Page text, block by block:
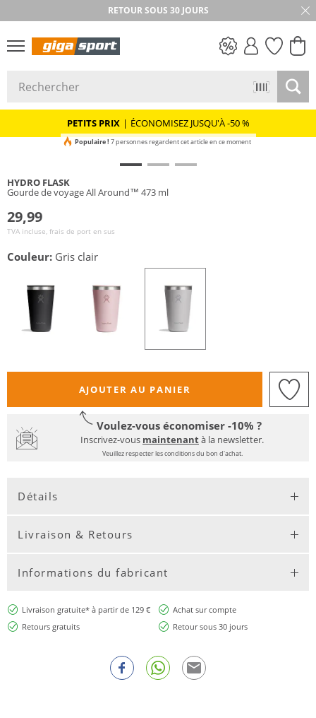
RETOUR SOUS 30 JOURS
PETITS PRIX | ÉCONOMISEZ JUSQU'À -50 %
Populaire ! 7 personnes regardent cet article en ce moment
HYDRO FLASK
Gourde de voyage All Around™ 473 ml
29,99
TVA incluse, frais de port en sus
Couleur: Gris clair
AJOUTER AU PANIER
Voulez-vous économiser -10% ?
Inscrivez-vous maintenantà la newsletter.
Veuillez respecter les conditions du bon d'achat.
Détails
Livraison & Retours
Informations du fabricant
Livraison gratuite* à partir de 129 €
Achat sur compte
Retours gratuits
Retour sous 30 jours